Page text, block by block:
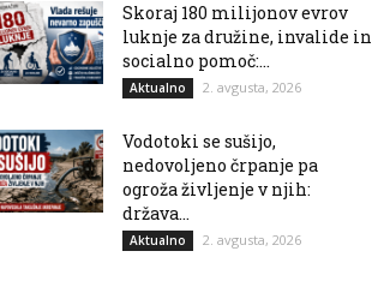
Skoraj 180 milijonov evrov
luknje za družine, invalide in
socialno pomoč:...
Aktualno 2. avgusta, 2026
Vodotoki se sušijo,
nedovoljeno črpanje pa
ogroža življenje v njih:
država...
Aktualno 2. avgusta, 2026